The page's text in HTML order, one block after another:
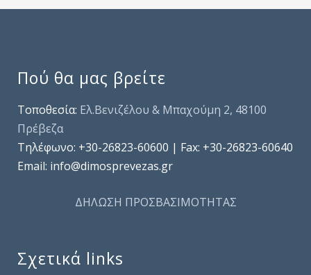
Πού θα μας βρείτε
Τοποθεσία: Ελ.Βενιζέλου & Μπαχούμη 2, 48100
Πρέβεζα
Τηλέφωνo: +30-26823-60600 | Fax: +30-26823-60640
Email: info@dimosprevezas.gr
ΔΗΛΩΣΗ ΠΡΟΣΒΑΣΙΜΟΤΗΤΑΣ
Σχετικά links